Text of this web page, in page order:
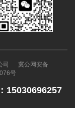
司
冀公网安备
号
15030696257